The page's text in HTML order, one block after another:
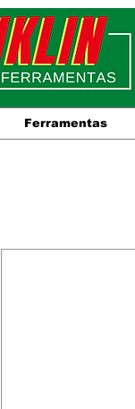
Ferramentas